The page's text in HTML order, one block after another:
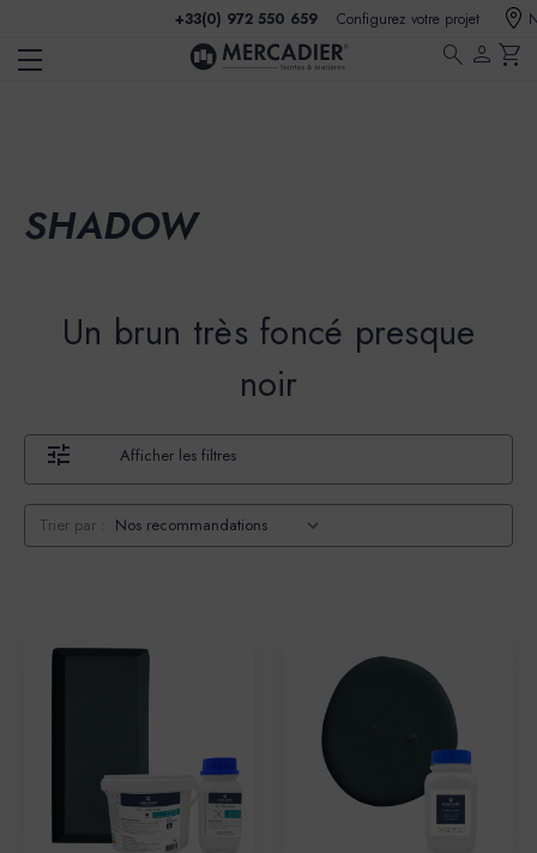
+33(0) 972 550 659 Configurez votre projet
search person shopping_cart
SHADOW
Un brun très foncé presque
noir
Afficher les filtres
Trier par :